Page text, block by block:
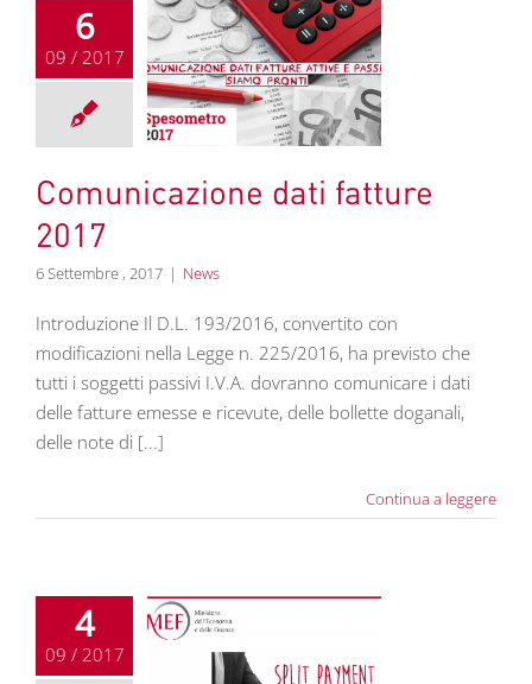
6
09 / 2017
dati
Comunicazione dati fatture
2017
6 Settembre , 2017 | News
Introduzione Il D.L. 193/2016, convertito con
modificazioni nella Legge n. 225/2016, ha previsto che
tutti i soggetti passivi I.V.A. dovranno comunicare i dati
delle fatture emesse e ricevute, delle bollette doganali,
delle note di [...]
Continua a leggere
4
09 / 2017
split payment